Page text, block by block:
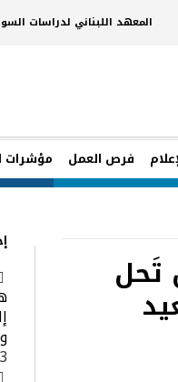
المعهد اللبناني لدراسات
فرص العمل مؤشرات
تَحل
3 آب,2026